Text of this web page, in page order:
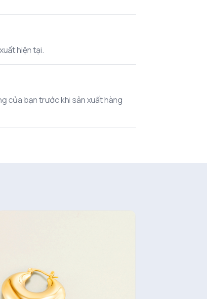
hiện tại.
của bạn trước khi sản xuất hàng